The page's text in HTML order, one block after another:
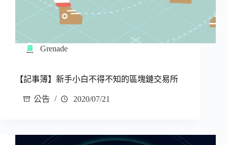
Grenade
【記事簿】新手小白不得不知的區塊鏈交易所
公告 2020/07/21